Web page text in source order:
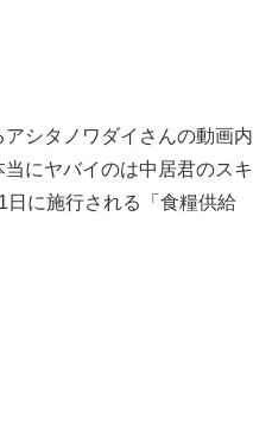
シタノワダイさんの動画内
にヤバイのは中居君のスキ
日に施行される「食糧供給